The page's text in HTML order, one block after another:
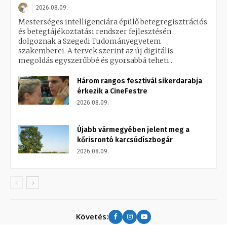
2026.08.09.
Mesterséges intelligenciára épülő betegregisztrációs
és betegtájékoztatási rendszer fejlesztésén
dolgoznak a Szegedi Tudományegyetem
szakemberei. A tervek szerint az új digitális
megoldás egyszerűbbé és gyorsabbá teheti...
Három rangos fesztivál sikerdarabja
érkezik a CineFestre
2026.08.09.
Újabb vármegyében jelent meg a
kőrisrontó karcsúdíszbogár
2026.08.09.
Követés: